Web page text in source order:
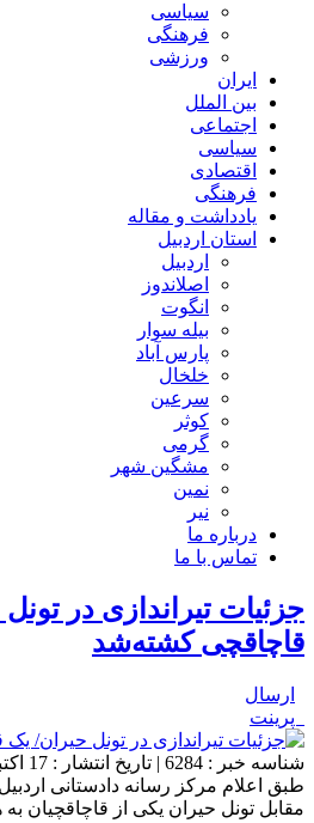
سیاسی
فرهنگی
ورزشی
ایران
بین الملل
اجتماعی
سیاسی
اقتصادی
فرهنگی
یادداشت و مقاله
استان اردبیل
اردبیل
اصلاندوز
انگوت
بیله سوار
پارس آباد
خلخال
سرعین
کوثر
گرمی
مشگین شهر
نمین
نیر
درباره ما
تماس با ما
جزئیات تیراندازی در
قاچاقچی کشته‌شد
ارسال
پرینت
شناسه خبر : 6284 | تاریخ انتشار : 17 اکتبر 2023 - 13:40 |
طبق اعلام مرکز رسانه دادستانی
مقابل تونل حیران یکی از قاچاقچیان